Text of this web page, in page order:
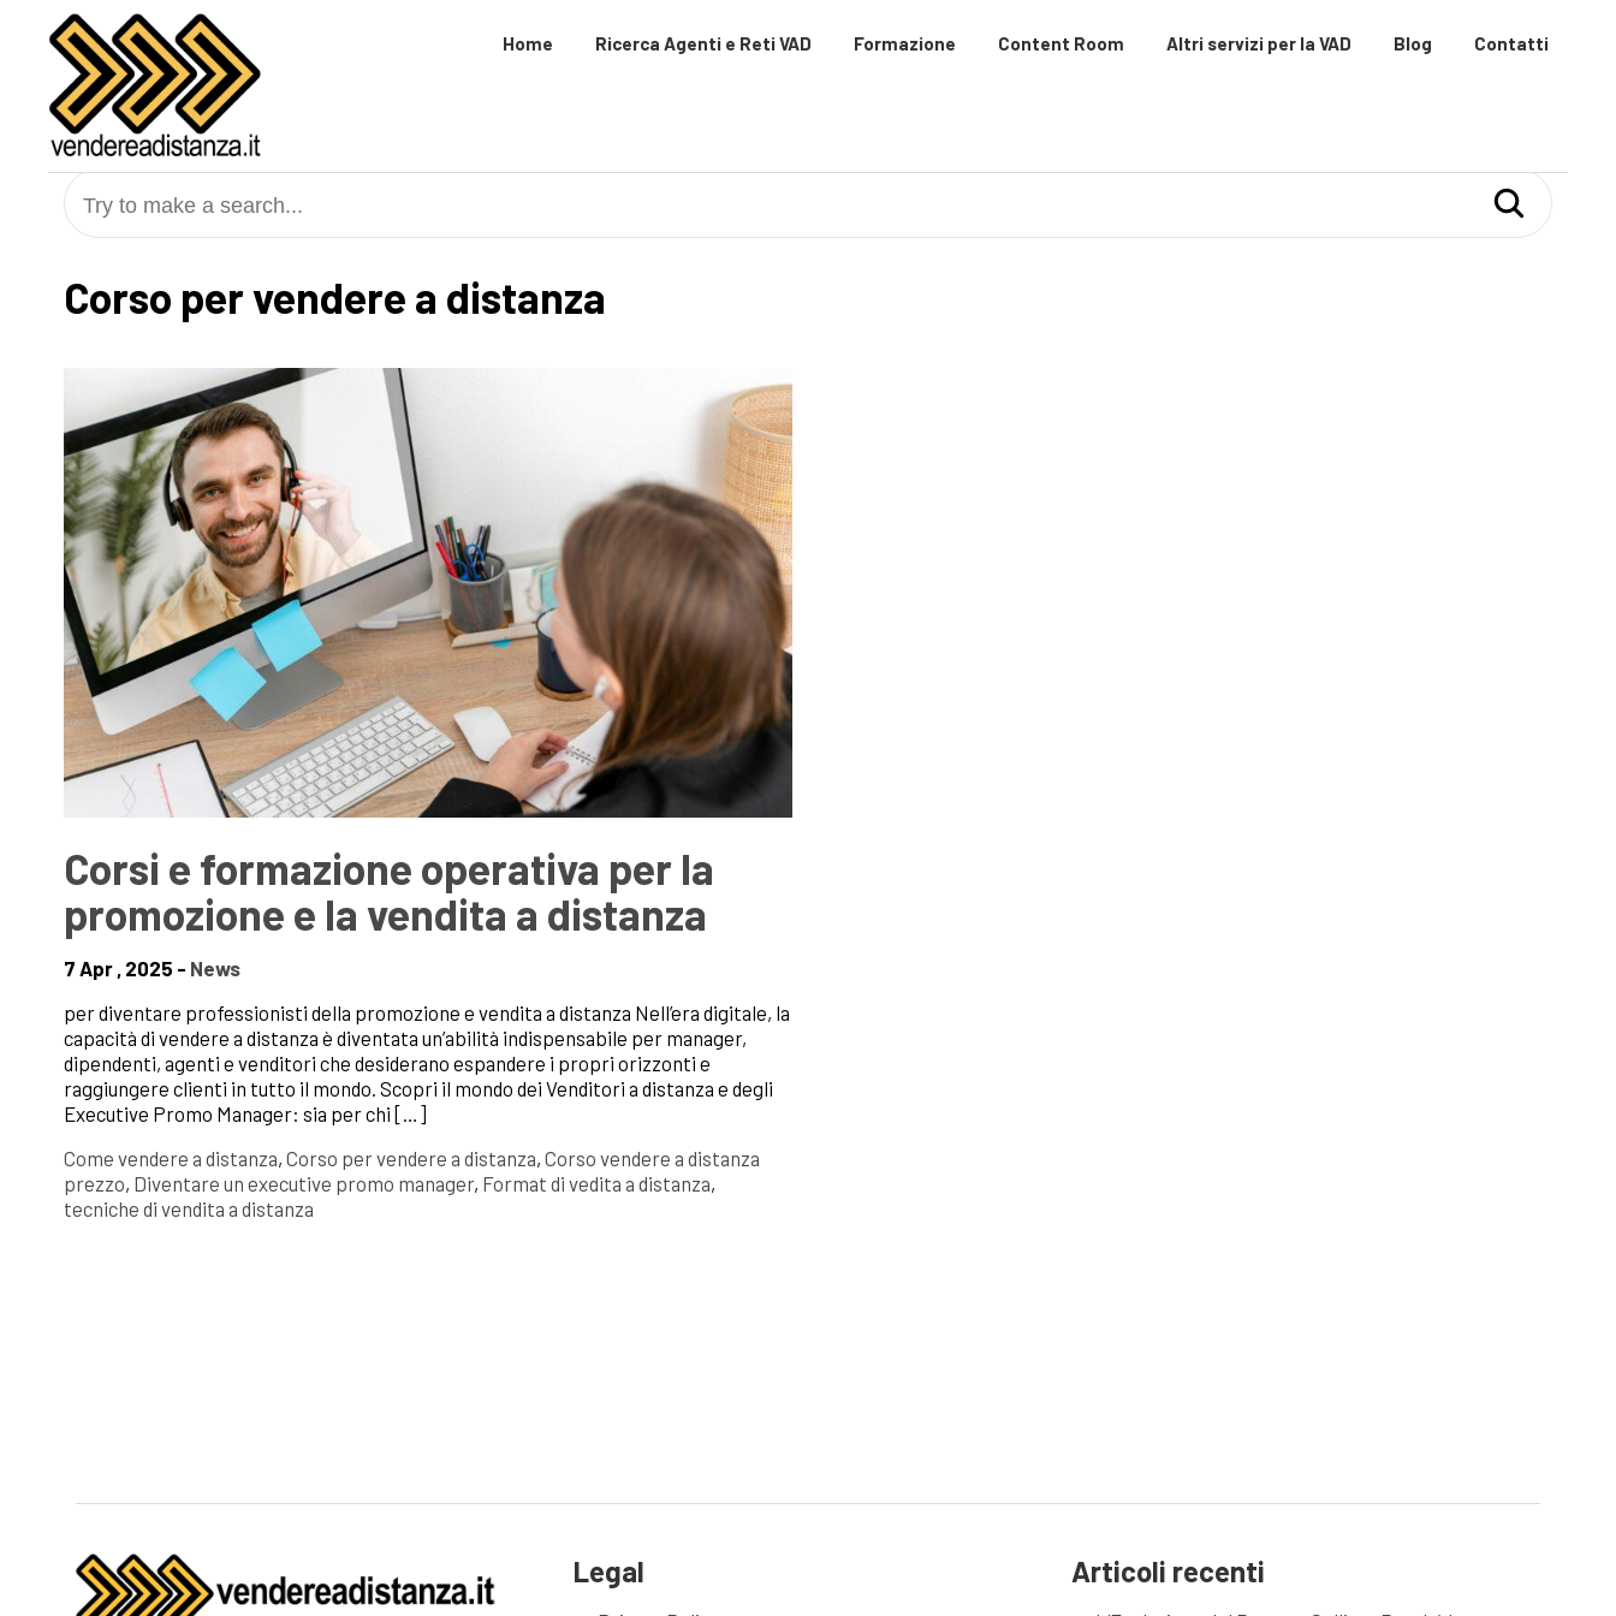
content
Home Ricerca Agenti e Reti VAD Formazione Content Room Altri servizi per la VAD Blog Contatti
Try to make a search...
Corso per vendere a distanza
Corsi e formazione operativa per la
promozione e la vendita a distanza
7 Apr , 2025 - News
per diventare professionisti della promozione e vendita a distanza Nell’era digitale, la
capacità di vendere a distanza è diventata un’abilità indispensabile per manager,
dipendenti, agenti e venditori che desiderano espandere i propri orizzonti e
raggiungere clienti in tutto il mondo. Scopri il mondo dei Venditori a distanza e degli
Executive Promo Manager: sia per chi […]
Come vendere a distanza, Corso per vendere a distanza, Corso vendere a distanza
prezzo, Diventare un executive promo manager, Format di vedita a distanza,
tecniche di vendita a distanza
Legal Articoli recenti